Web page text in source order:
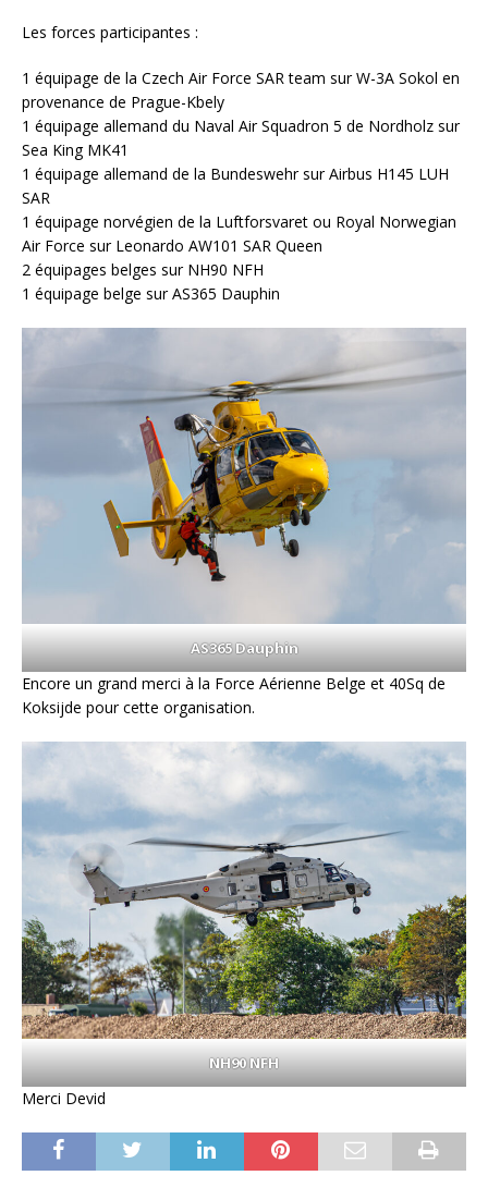
Les forces participantes :
1 équipage de la Czech Air Force SAR team sur W-3A Sokol en
provenance de Prague-Kbely
1 équipage allemand du Naval Air Squadron 5 de Nordholz sur
Sea King MK41
1 équipage allemand de la Bundeswehr sur Airbus H145 LUH
SAR
1 équipage norvégien de la Luftforsvaret ou Royal Norwegian
Air Force sur Leonardo AW101 SAR Queen
2 équipages belges sur NH90 NFH
1 équipage belge sur AS365 Dauphin
AS365 Dauphin
Encore un grand merci à la Force Aérienne Belge et 40Sq de
Koksijde pour cette organisation.
NH90 NFH
Merci Devid